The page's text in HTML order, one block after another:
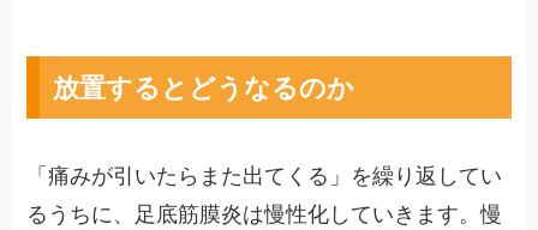
放置するとどうなるのか
「痛みが引いたらまた出てくる」を繰り返してい
るうちに、足底筋膜炎は慢性化していきます。慢